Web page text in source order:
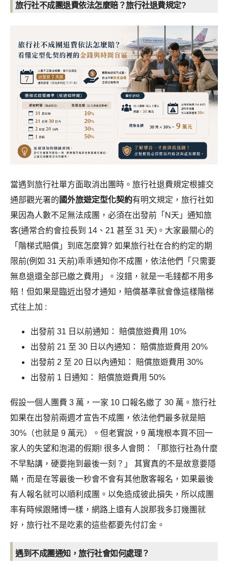
旅行社不成團退費依法怎麼賠？旅行社退費規定?
當遇到旅行社單方面取消出團時。旅行社退費規定根據交
通部觀光署的 國外旅遊定型化契約有明文規定，旅行社如
果因為人數不足無法成團，必須在出發前「N天」通知旅
客(通常合約會拉長到 14、21 甚至 31 天)。大家最關心的
「階梯式賠償」到底怎麼算? 如果旅行社在合約約定的期
限前(例如 31 天前)乖乖通知你不成團，依法他們「只需要
無息退還全部已繳之費用」。沒錯，就是一毛錢都不用多
賠！但如果是臨近出發才通知，賠償基準就會像這樣階梯
式往上加 :
出發前 31 日以前通知： 賠償旅遊費用 10%
出發前 21 至 30 日以內通知： 賠償旅遊費用 20%
出發前 2 至 20 日以內通知： 賠償旅遊費用 30%
出發前 1 日通知： 賠償旅遊費用 50%
假設一個人團費 3 萬，一家 10 口報名繳了 30 萬。旅行社
如果在出發前兩週才宣告不成團，依法他們最多就是賠
30%（也就是 9 萬元）。但老實說，9 萬塊根本買不回一
家人的失望和泡湯的假期! 很多人會問：「那旅行社為什麼
不早點講，硬要拖到最後一刻？」 其實真的不是故意要隱
瞞， 而是在等最後一秒會不會有其他散客報名，如果最後
有人報名就可以順利成團。以免造成彼此損失，所以成團
率有時候跟賭博一樣，網路上還有人說那我多訂幾團就
好，旅行社不是吃素的這些都要先付訂金。
遇到不成團通知，旅行社會如何處理？